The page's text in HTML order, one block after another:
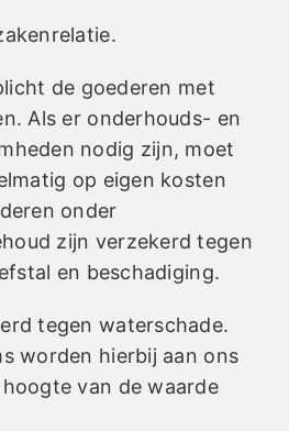
de goederen met
Als er onderhouds- en
nodig zijn, moet
op eigen kosten
onder
zijn verzekerd tegen
en beschadiging.
tegen waterschade.
worden hierbij aan ons
van de waarde